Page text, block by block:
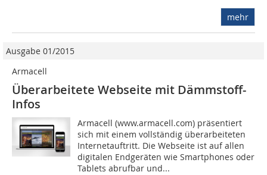
mehr
Ausgabe 01/2015
Armacell
Überarbeitete Webseite mit Dämmstoff-
Infos
Armacell (www.armacell.com) präsentiert
sich mit einem vollständig überarbeiteten
Internetauftritt. Die Webseite ist auf allen
digitalen Endgeräten wie Smartphones oder
Tablets abrufbar und...